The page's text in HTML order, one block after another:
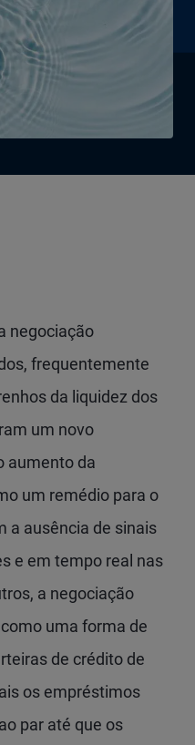
negociação
frequentemente
da liquidez dos
um novo
aumento da
um remédio para o
a ausência de sinais
e em tempo real nas
a negociação
uma forma de
de crédito de
os empréstimos
par até que os